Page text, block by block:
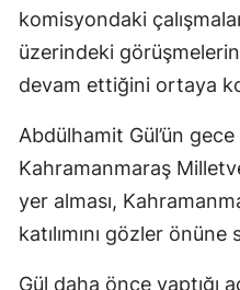
komisyondaki
üzerindeki
devam ettiğini ortaya
Abdülhamit Gül’ün gece
Kahramanmaraş
yer alması,
katılımını gözler önüne
Gül daha önce yaptığı